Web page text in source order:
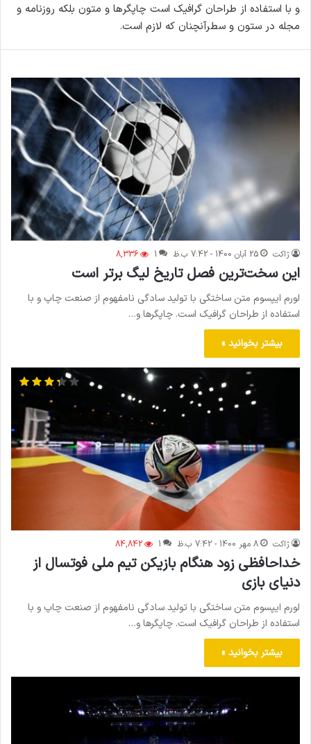
و با استفاده از طراحان گرافیک است چاپگرها و متون بلکه روزنامه و
مجله در ستون و سطرآنچنان که لازم است.
ژاکت 25 آبان 1400 - 7:42 ب.ظ 1
8,336
این سخت‌ترین فصل تاریخ لیگ برتر است
لورم ایپسوم متن ساختگی با تولید سادگی نامفهوم از صنعت چاپ و با
استفاده از طراحان گرافیک است. چاپگرها و…
بیشتر بخوانید »
ژاکت 8 مهر 1400 - 7:42 ب.ظ 1
84,842
خداحافظی زود هنگام بازیکن تیم ملی فوتسال از
دنیای بازی
لورم ایپسوم متن ساختگی با تولید سادگی نامفهوم از صنعت چاپ و با
استفاده از طراحان گرافیک است. چاپگرها و…
بیشتر بخوانید »